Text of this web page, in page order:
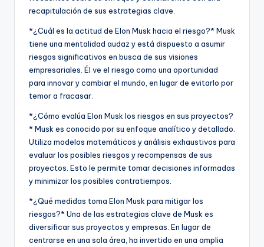
recapitulación de sus estrategias clave.
*¿Cuál es la actitud de Elon Musk hacia el riesgo?* Musk
tiene una mentalidad audaz y está dispuesto a asumir
riesgos significativos en busca de sus visiones
empresariales. Él ve el riesgo como una oportunidad
para innovar y cambiar el mundo, en lugar de evitarlo por
temor a fracasar.
*¿Cómo evalúa Elon Musk los riesgos en sus proyectos?
* Musk es conocido por su enfoque analítico y detallado.
Utiliza modelos matemáticos y análisis exhaustivos para
evaluar los posibles riesgos y recompensas de sus
proyectos. Esto le permite tomar decisiones informadas
y minimizar los posibles contratiempos.
*¿Qué medidas toma Elon Musk para mitigar los
riesgos?* Una de las estrategias clave de Musk es
diversificar sus proyectos y empresas. En lugar de
centrarse en una sola área, ha invertido en una amplia